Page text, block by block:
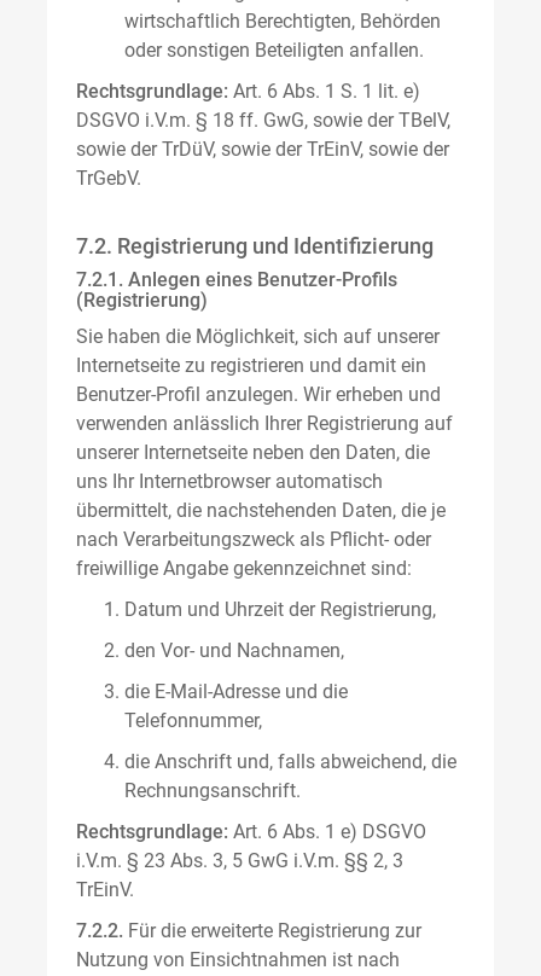
wirtschaftlich Berechtigten, Behörden
oder sonstigen Beteiligten anfallen.
Rechtsgrundlage: Art. 6 Abs. 1 S. 1 lit. e)
DSGVO i.V.m. § 18 ff. GwG, sowie der TBelV,
sowie der TrDüV, sowie der TrEinV, sowie der
TrGebV.
7.2. Registrierung und Identifizierung
7.2.1. Anlegen eines Benutzer-Profils
(Registrierung)
Sie haben die Möglichkeit, sich auf unserer
Internetseite zu registrieren und damit ein
Benutzer-Profil anzulegen. Wir erheben und
verwenden anlässlich Ihrer Registrierung auf
unserer Internetseite neben den Daten, die
uns Ihr Internetbrowser automatisch
übermittelt, die nachstehenden Daten, die je
nach Verarbeitungszweck als Pflicht- oder
freiwillige Angabe gekennzeichnet sind:
Datum und Uhrzeit der Registrierung,
den Vor- und Nachnamen,
die E-Mail-Adresse und die
Telefonnummer,
die Anschrift und, falls abweichend, die
Rechnungsanschrift.
Rechtsgrundlage: Art. 6 Abs. 1 e) DSGVO
i.V.m. § 23 Abs. 3, 5 GwG i.V.m. §§ 2, 3
TrEinV.
7.2.2. Für die erweiterte Registrierung zur
Nutzung von Einsichtnahmen ist nach